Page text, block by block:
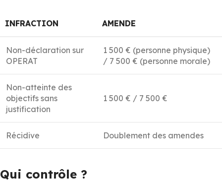
INFRACTION AMENDE
Non-déclaration sur
OPERAT
1 500 € (personne physique)
/ 7 500 € (personne morale)
Non-atteinte des
objectifs sans
justification
1 500 € / 7 500 €
Récidive Doublement des amendes
Qui contrôle ?